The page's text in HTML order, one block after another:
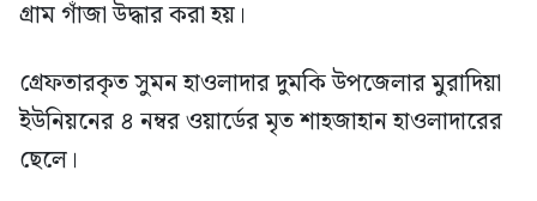
গ্রাম গাঁজা উদ্ধার করা হয়।
গ্রেফতারকৃত সুমন হাওলাদার দুমকি উপজেলার মুরাদিয়া
ইউনিয়নের ৪ নম্বর ওয়ার্ডের মৃত শাহজাহান হাওলাদারের
ছেলে।